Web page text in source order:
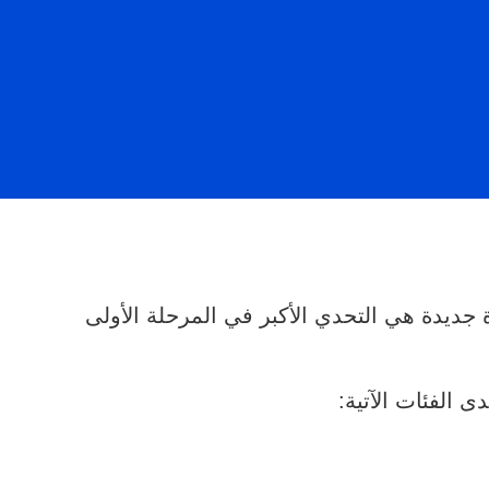
هي التحدي الأكبر في المرحلة الأولى
الآتية: